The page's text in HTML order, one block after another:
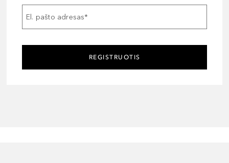
El. pašto adresas*
REGISTRUOTIS